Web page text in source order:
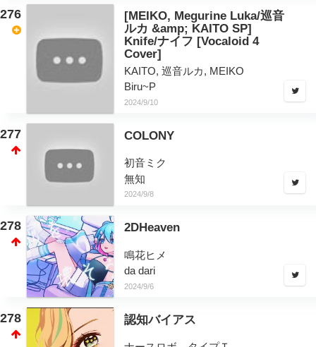
276
[MEIKO, Megurine Luka/巡音
ルカ &amp; KAITO SP]
Knife/ナイフ [Vocaloid 4
Cover]
KAITO, 巡音ルカ, MEIKO
Biru~P
2024/9/10
277 COLONY
初音ミク
無知
2024/9/8
278 2DHeaven
鳴花ヒメ
da dari
2024/9/6
278 認知バイアス